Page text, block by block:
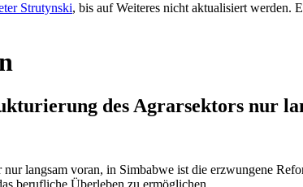
Strutynski, bis auf Weiteres nicht aktualisiert werden.
des Agrarsektors nur
langsam voran, in Simbabwe ist die erzwungene
berufliche Überleben zu ermöglichen.